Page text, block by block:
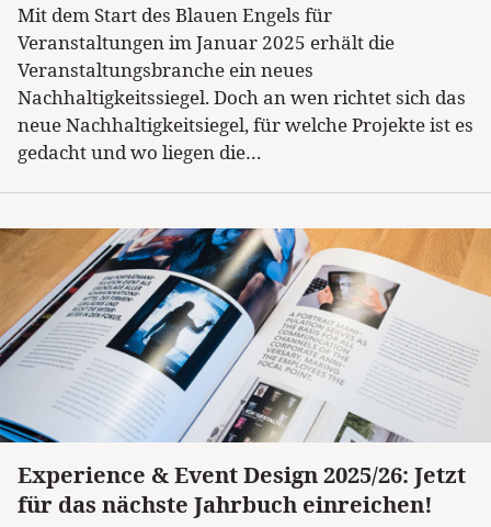
Mit dem Start des Blauen Engels für
Veranstaltungen im Januar 2025 erhält die
Veranstaltungsbranche ein neues
Nachhaltigkeitssiegel. Doch an wen richtet sich das
neue Nachhaltigkeitsiegel, für welche Projekte ist es
gedacht und wo liegen die…
Kategorie
Experience & Event Design 2025/26: Jetzt
für das nächste Jahrbuch einreichen!